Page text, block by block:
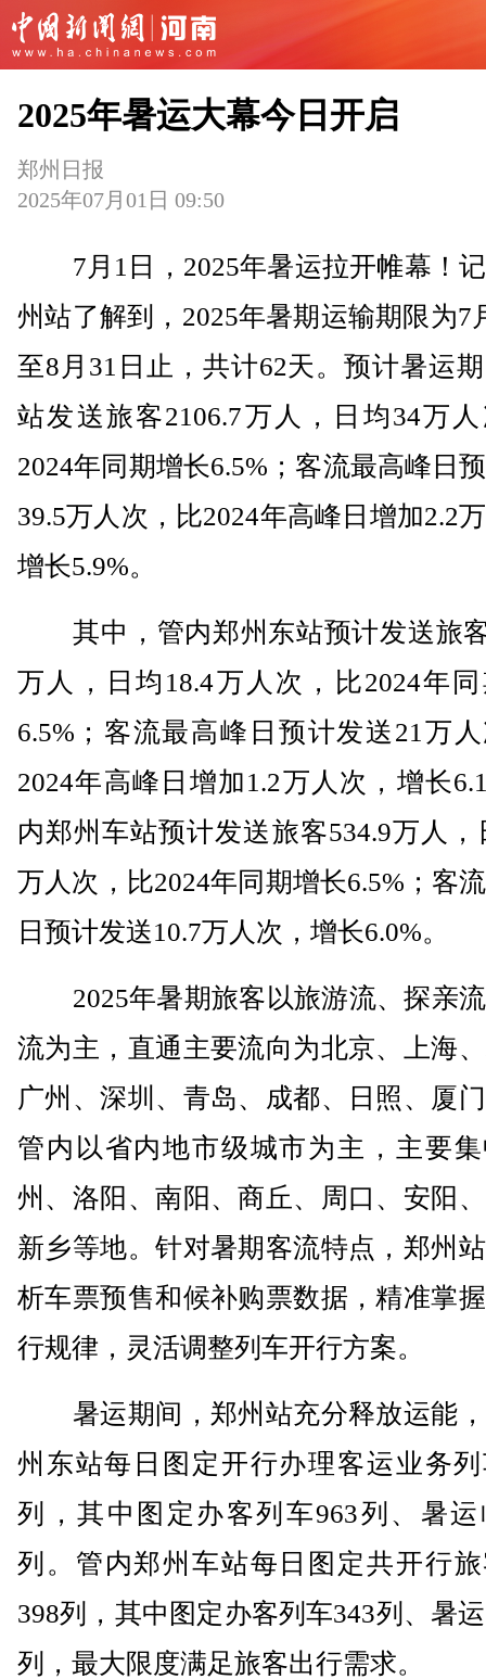
2025年暑运大幕今日开启
郑州日报
2025年07月01日 09:50
7月1日，2025年暑运拉开帷幕！
州站了解到，2025年暑期运输期限为7
至8月31日止，共计62天。预计暑运
站发送旅客2106.7万人，日均34万
2024年同期增长6.5%；客流最高峰日
39.5万人次，比2024年高峰日增加2.2
增长5.9%。
其中，管内郑州东站预计发送旅客
万人，日均18.4万人次，比2024年
6.5%；客流最高峰日预计发送21万
2024年高峰日增加1.2万人次，增长
内郑州车站预计发送旅客534.9万人，
万人次，比2024年同期增长6.5%；客
日预计发送10.7万人次，增长6.0%。
2025年暑期旅客以旅游流、探亲
流为主，直通主要流向为北京、上海
广州、深圳、青岛、成都、日照、厦
管内以省内地市级城市为主，主要
州、洛阳、南阳、商丘、周口、安阳
新乡等地。针对暑期客流特点，郑州
析车票预售和候补购票数据，精准掌
行规律，灵活调整列车开行方案。
暑运期间，郑州站充分释放运能
州东站每日图定开行办理客运业务列
列，其中图定办客列车963列、暑运
列。管内郑州车站每日图定共开行
398列，其中图定办客列车343列、暑
列，最大限度满足旅客出行需求。